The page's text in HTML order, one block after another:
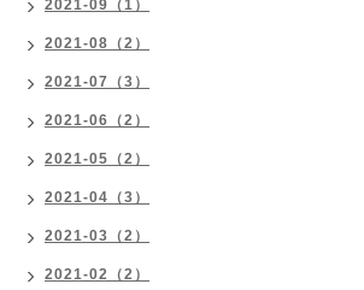
2021-09（1）
2021-08（2）
2021-07（3）
2021-06（2）
2021-05（2）
2021-04（3）
2021-03（2）
2021-02（2）